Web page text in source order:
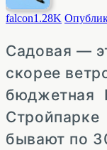
falcon1.28K
Садовая —
скорее
бюджетная
бывают по